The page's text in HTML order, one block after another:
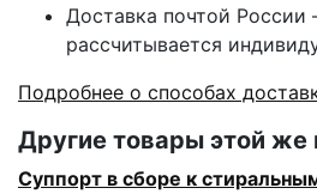
Доставка почтой России
рассчитывается
Подробнее о способах
Другие товары этой же
Суппорт в сборе к